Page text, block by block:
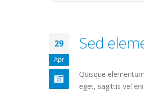
29
Apr
Sed
Quisque
eget, sagittis vel